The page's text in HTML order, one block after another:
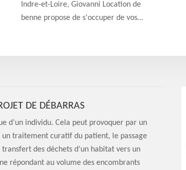
Indre-et-Loire, Giovanni Location de
benne propose de s'occuper de vos
qualité en toute circonstance
DE DÉBARRAS
d’un individu. Cela peut provoquer par un
traitement curatif du patient, le passage
des déchets d’un habitat vers un
répondant au volume des encombrants